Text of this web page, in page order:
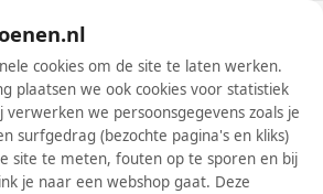
Wis filters Alle filters
cookies om de site te laten werken.
plaatsen we ook cookies voor statistiek
we persoonsgegevens zoals je
surfgedrag (bezochte pagina's en kliks)
site te meten, fouten op te sporen en bij
je naar een webshop gaat. Deze